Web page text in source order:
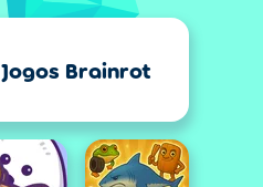
Jogos Brainrot